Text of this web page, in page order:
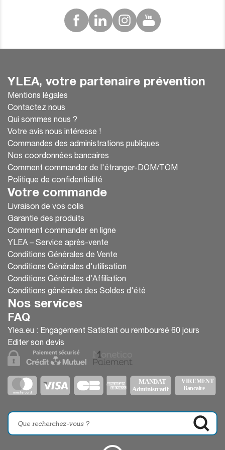
pulmonaire (RCP).
- Les indications spécifiques selon le modèle
💡Idéal pour accompagner les formateurs et
6️.Sac de transport
🎒Protéger et transporter son matériel
facilement !
✅ Assure une longévité accrue du défibrillateur et
de ses accessoires.
✅ Permet de ranger et organiser efficacement les
équipements.
📌 Conclusion : Un équipement complet pour
une formation optimale
L’utilisation des accessoires adaptés garantit une
formation réaliste, efficace et immersive. Avant
d’acheter un défibrillateur de formation, il est
essentiel de vérifier les accessoires inclus afin de
répondre aux besoins pédagogiques spécifiques.
👉YLEA propose une large gamme de
défibrillateurs de formation et leurs
accessoires, alliant qualité et performance !
💙
YLEA, votre partenaire prévention
Mentions légales
Contactez nous
Qui sommes nous ?
Votre avis nous intéresse !
Commandes des administrations publiques
Nos coordonnées bancaires
Comment commander de l'étranger-DOM/TOM
Politique de confidentialité
Votre commande
Livraison de vos colis
Garantie des produits
Comment commander en ligne
YLEA – Service après-vente
Conditions Générales de Vente
Conditions Générales d'utilisation
Conditions Générales d’Affiliation
Conditions générales des Soldes d'été
Nos services
FAQ
Ylea.eu : Engagement Satisfait ou remboursé 60 jours
Editer son devis